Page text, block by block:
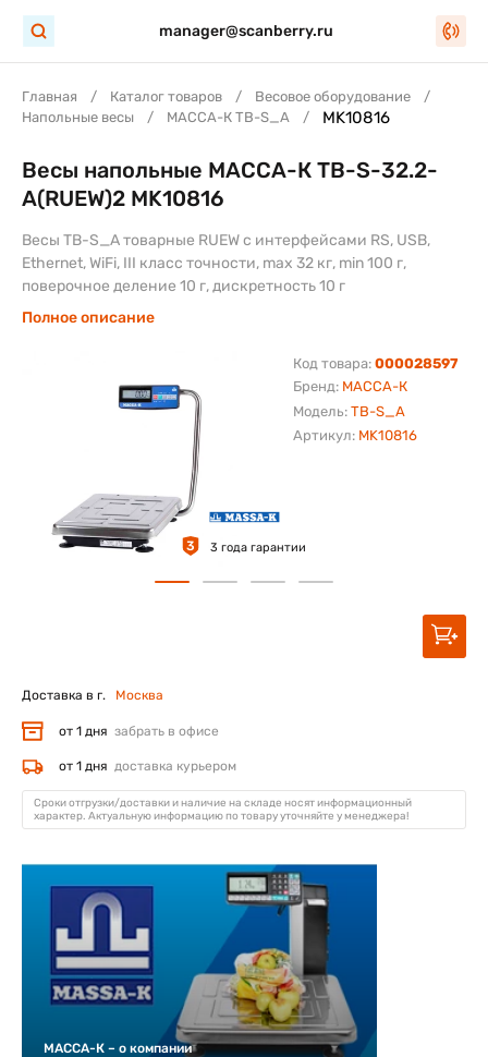
manager@scanberry.ru
Главная Каталог товаров
Весовое оборудование
Напольные весы
МАССА-К TB-S_A MK10816
Бренд: МАССА-К
Модель: TB-S_A
Код товара: 000028597
Артикул: MK10816
Весы напольные МАССА-К TB-S-32.2-
A(RUEW)2 MK10816
Весы TB-S_A товарные RUEW с интерфейсами RS, USB,
Ethernet, WiFi, III класс точности, max 32 кг, min 100 г,
поверочное деление 10 г, дискретность 10 г
Полное описание
3 3 года гарантии
Доставка в г. Москва
от 1 дня забрать в офисе
от 1 дня доставка курьером
Сроки отгрузки/доставки и наличие на складе носят информационный
характер. Актуальную информацию по товару уточняйте у менеджера!
МАССА-К – о компании